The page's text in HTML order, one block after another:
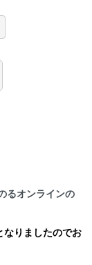
るオンラインの
なりましたのでお